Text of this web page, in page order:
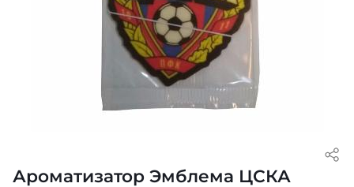
Ароматизатор Эмблема ЦСКА